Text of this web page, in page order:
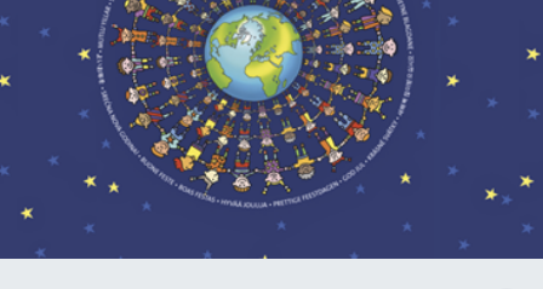
CONTACTO
PRESTO